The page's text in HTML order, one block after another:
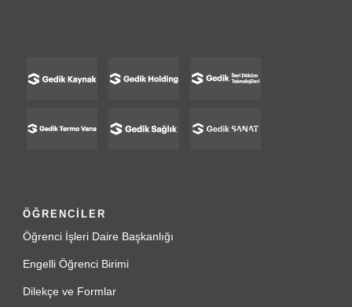
ÖĞRENCİLER
Öğrenci İşleri Daire Başkanlığı
Engelli Öğrenci Birimi
Dilekçe ve Formlar